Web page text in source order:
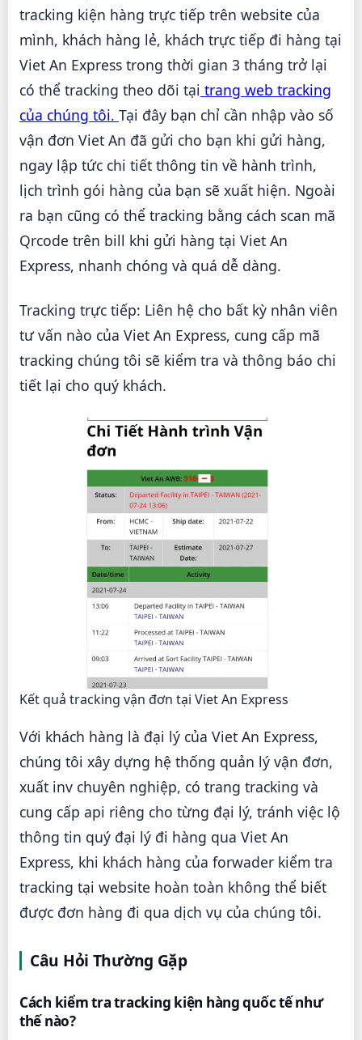
tracking kiện hàng trực tiếp trên website của
mình, khách hàng lẻ, khách trực tiếp đi hàng tại
Viet An Express trong thời gian 3 tháng trở lại
có thể tracking theo dõi tại trang web tracking
của chúng tôi. Tại đây bạn chỉ cần nhập vào số
vận đơn Viet An đã gửi cho bạn khi gửi hàng,
ngay lập tức chi tiết thông tin về hành trình,
lịch trình gói hàng của bạn sẽ xuất hiện. Ngoài
ra bạn cũng có thể tracking bằng cách scan mã
Qrcode trên bill khi gửi hàng tại Viet An
Express, nhanh chóng và quá dễ dàng.
Tracking trực tiếp: Liên hệ cho bất kỳ nhân viên
tư vấn nào của Viet An Express, cung cấp mã
tracking chúng tôi sẽ kiểm tra và thông báo chi
tiết lại cho quý khách.
Kết quả tracking vận đơn tại Viet An Express
Với khách hàng là đại lý của Viet An Express,
chúng tôi xây dựng hệ thống quản lý vận đơn,
xuất inv chuyên nghiệp, có trang tracking và
cung cấp api riêng cho từng đại lý, tránh việc lộ
thông tin quý đại lý đi hàng qua Viet An
Express, khi khách hàng của forwader kiểm tra
tracking tại website hoàn toàn không thể biết
được đơn hàng đi qua dịch vụ của chúng tôi.
Câu Hỏi Thường Gặp
Cách kiểm tra tracking kiện hàng quốc tế như
thế nào?